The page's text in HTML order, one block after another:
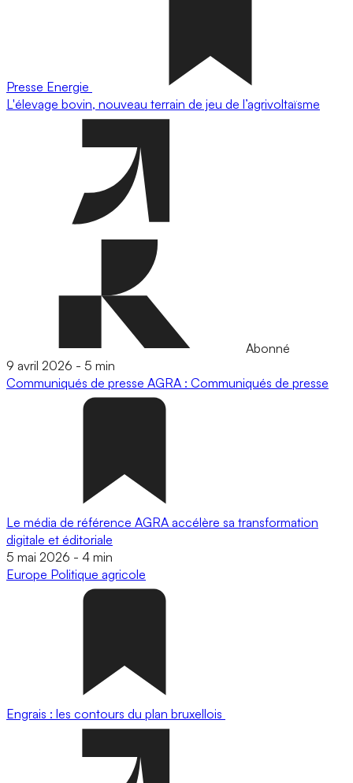
Presse Energie
L'élevage bovin, nouveau terrain de jeu de l’agrivoltaïsme
Abonné
9 avril 2026 - 5 min
Communiqués de presse AGRA : Communiqués de presse
Le média de référence AGRA accélère sa transformation
digitale et éditoriale
5 mai 2026 - 4 min
Europe Politique agricole
Engrais : les contours du plan bruxellois